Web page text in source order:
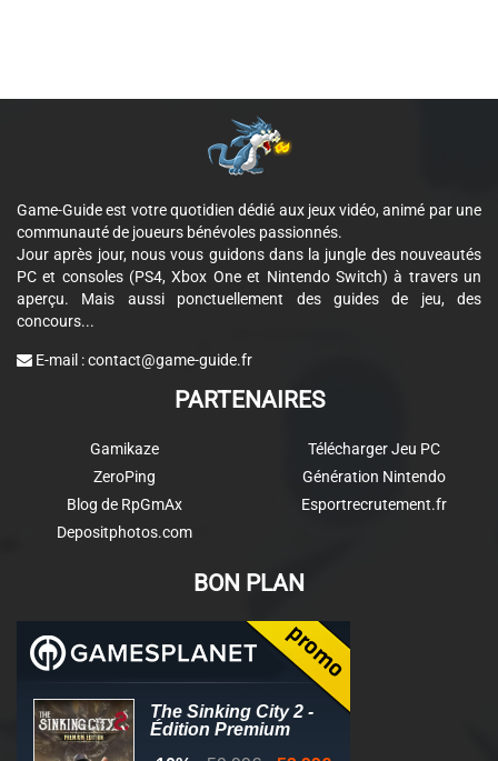
Game-Guide est votre quotidien dédié aux jeux vidéo, animé par une
communauté de joueurs bénévoles passionnés.
Jour après jour, nous vous guidons dans la jungle des nouveautés
PC et consoles (PS4, Xbox One et Nintendo Switch) à travers un
aperçu. Mais aussi ponctuellement des guides de jeu, des
concours...
E-mail :contact@game-guide.fr
PARTENAIRES
Gamikaze
ZeroPing
Blog de RpGmAx
Depositphotos.com
Télécharger Jeu PC
Génération Nintendo
Esportrecrutement.fr
BON PLAN